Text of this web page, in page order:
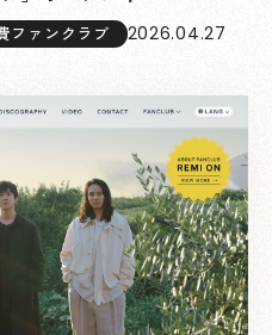
ファンクラブ 2026.04.27